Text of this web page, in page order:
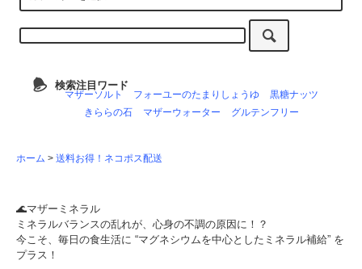
検索注目ワード
マザーソルト フォーユーのたまりしょうゆ
黒糖ナッツ
きららの石
マザーウォーター グルテンフリー
ホーム > 送料お得！ネコポス配送
🌊マザーミネラル
ミネラルバランスの乱れが、心身の不調の原因に！？
今こそ、毎日の食生活に “マグネシウムを中心としたミネラル補給” を
プラス！